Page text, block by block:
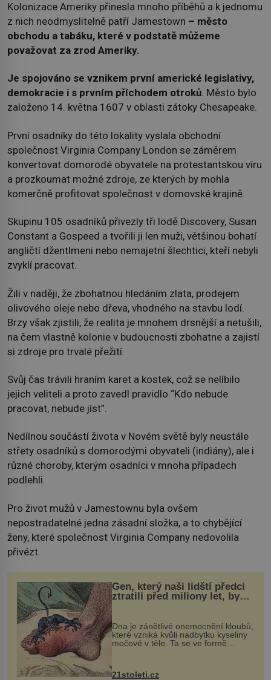
Kolonizace Ameriky přinesla mnoho příběhů a k jednomu
z nich neodmyslitelně patří Jamestown – město
obchodu a tabáku, které v podstatě můžeme
považovat za zrod Ameriky.
Je spojováno se vznikem první americké legislativy,
demokracie i s prvním příchodem otroků. Město bylo
založeno 14. května 1607 v oblasti zátoky Chesapeake.
První osadníky do této lokality vyslala obchodní
společnost Virginia Company London se záměrem
konvertovat domorodé obyvatele na protestantskou víru
a prozkoumat možné zdroje, ze kterých by mohla
komerčně profitovat společnost v domovské krajině.
Skupinu 105 osadníků přivezly tři lodě Discovery, Susan
Constant a Gospeed a tvořili ji len muži, většinou bohatí
angličtí džentlmeni nebo nemajetní šlechtici, kteří nebyli
zvyklí pracovat.
Žili v naději, že zbohatnou hledáním zlata, prodejem
olivového oleje nebo dřeva, vhodného na stavbu lodí.
Brzy však zjistili, že realita je mnohem drsnější a netušili,
na čem vlastně kolonie v budoucnosti zbohatne a zajistí
si zdroje pro trvalé přežití.
Svůj čas trávili hraním karet a kostek, což se nelíbilo
jejich veliteli a proto zavedl pravidlo “Kdo nebude
pracovat, nebude jíst”.
Nedílnou součástí života v Novém světě byly neustále
střety osadníků s domorodými obyvateli (indiány), ale i
různé choroby, kterým osadníci v mnoha případech
podlehli.
Pro život mužů v Jamestownu byla ovšem
nepostradatelné jedna zásadní složka, a to chybějící
ženy, které společnost Virginia Company nedovolila
přivézt.
Gen, který naši lidští předci
ztratili před miliony let, by
mohl pomoci s léčbou
„nemoci králů“
Dna je zánětlivé onemocnění kloubů,
které vzniká kvůli nadbytku kyseliny
močové v těle. Ta se ve formě
nohou, a způsobuje bole...
21stoleti.cz